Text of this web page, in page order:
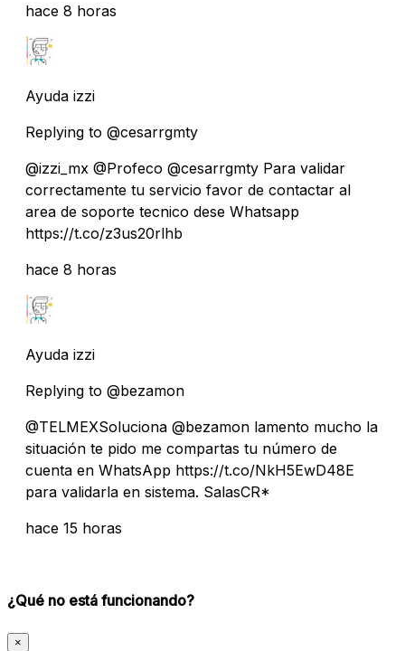
hace 8 horas
Ayuda izzi
Replying to @cesarrgmty
@izzi_mx @Profeco @cesarrgmty Para validar
correctamente tu servicio favor de contactar al
area de soporte tecnico dese Whatsapp
https://t.co/z3us20rlhb
hace 8 horas
Ayuda izzi
Replying to @bezamon
@TELMEXSoluciona @bezamon lamento mucho la
situación te pido me compartas tu número de
cuenta en WhatsApp https://t.co/NkH5EwD48E
para validarla en sistema. SalasCR*
hace 15 horas
¿Qué no está funcionando?
×